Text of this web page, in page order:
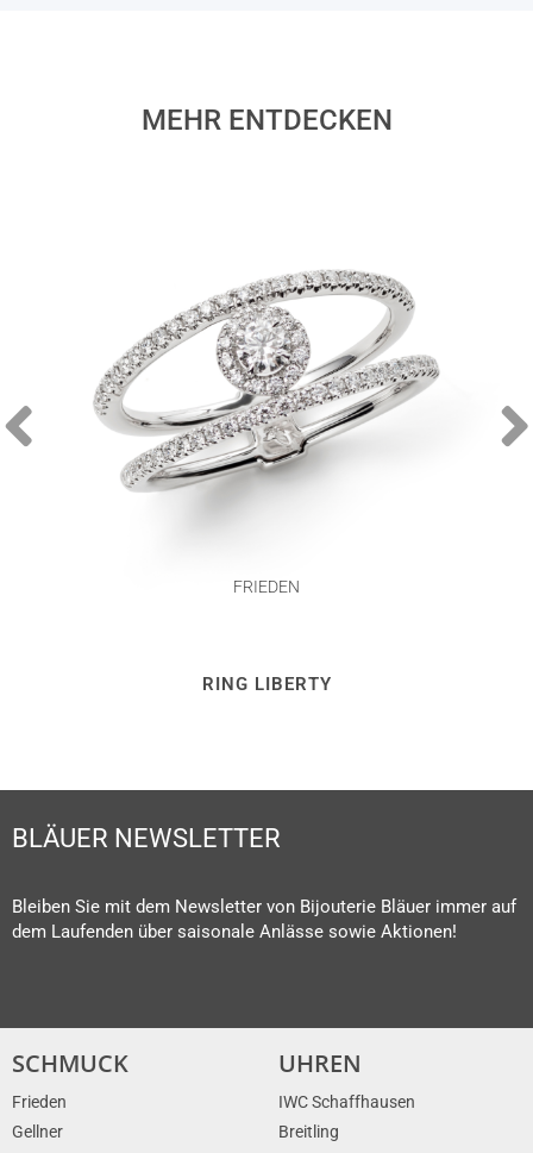
MEHR ENTDECKEN
FRIEDEN
RING LIBERTY
BLÄUER NEWSLETTER
Bleiben Sie mit dem Newsletter von Bijouterie Bläuer immer auf
dem Laufenden über saisonale Anlässe sowie Aktionen!
SCHMUCK
Frieden
Gellner
UHREN
IWC Schaffhausen
Breitling